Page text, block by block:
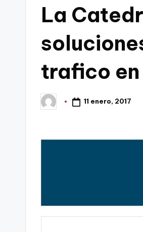
Cartagena,
La
trafico en
Publicado
por
11 enero, 2017